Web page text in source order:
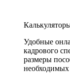
Удобные
кадрового
размеры
необходимых